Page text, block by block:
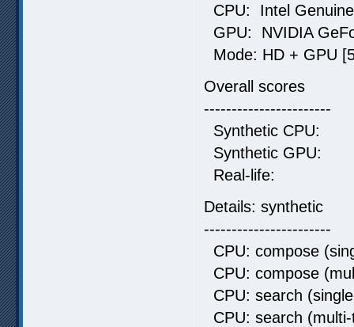
CPU: Intel
GPU: NVIDIA
Mode: HD + GPU
Overall scores
-----------------------
Synthetic
Synthetic
Real-life:
Details: synthetic
-----------------------
CPU: compose
CPU: compose
CPU: search
CPU: search